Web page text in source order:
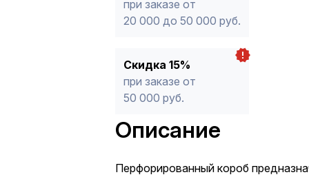
при заказе от
20 000 до 50 000 руб.
Скидка 15%
при заказе от
50 000 руб.
Описание
Перфорированный короб